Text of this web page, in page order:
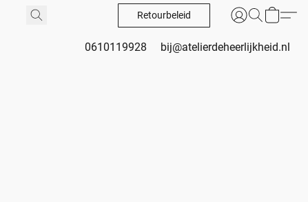
Retourbeleid
0610119928 bij@atelierdeheerlijkheid.nl